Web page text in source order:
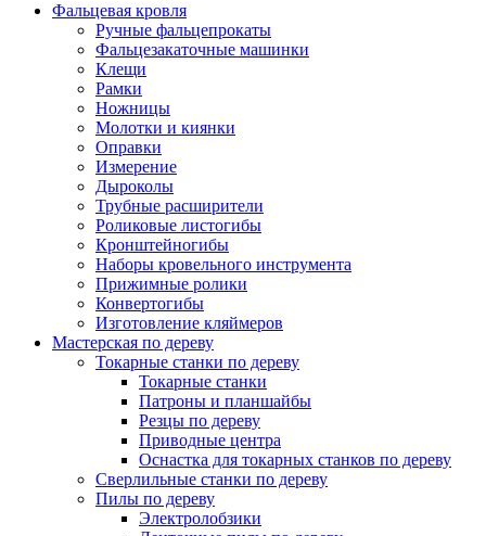
Фальцевая кровля
Ручные фальцепрокаты
Фальцезакаточные машинки
Клещи
Рамки
Ножницы
Молотки и киянки
Оправки
Измерение
Дыроколы
Трубные расширители
Роликовые листогибы
Кронштейногибы
Наборы кровельного инструмента
Прижимные ролики
Конвертогибы
Изготовление кляймеров
Мастерская по дереву
Токарные станки по дереву
Токарные станки
Патроны и планшайбы
Резцы по дереву
Приводные центра
Оснастка для токарных станков по дереву
Сверлильные станки по дереву
Пилы по дереву
Электролобзики